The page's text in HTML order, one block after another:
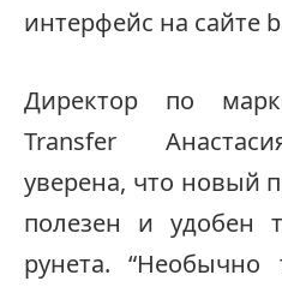
интерфейс на сайте
Директор по
Transfer
уверена, что новый
полезен и удобен
рунета.